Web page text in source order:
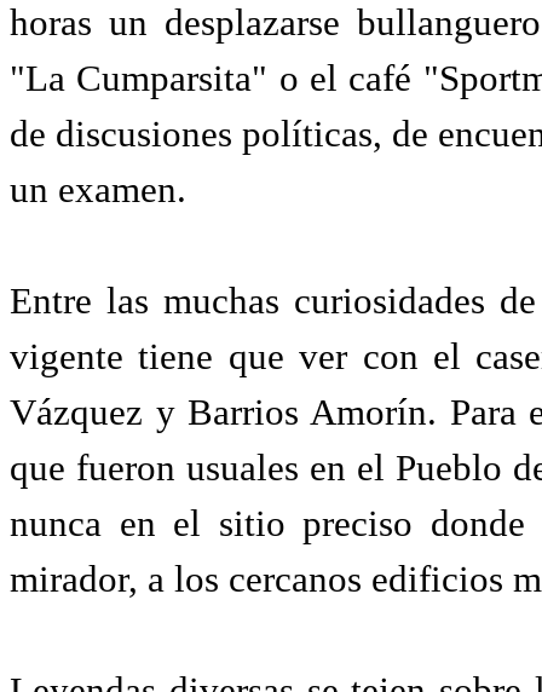
horas un desplazarse
"La Cumparsita" o el café
de discusiones políticas, de
un examen.
Entre las muchas curiosidades
vigente tiene que ver con el
Vázquez y Barrios Amorín. Para
que fueron usuales en el Pueblo
nunca en el sitio preciso
mirador, a los cercanos edificios